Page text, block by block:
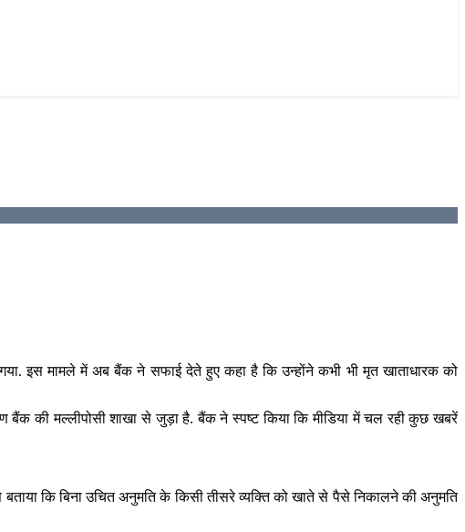
इस मामले में अब बैंक ने सफाई देते हुए कहा है कि उन्होंने कभी भी मृत खाताधारक को
बैंक की मल्लीपोसी शाखा से जुड़ा है. बैंक ने स्पष्ट किया कि मीडिया में चल रही कुछ खबरें
कि बिना उचित अनुमति के किसी तीसरे व्यक्ति को खाते से पैसे निकालने की अनुमति